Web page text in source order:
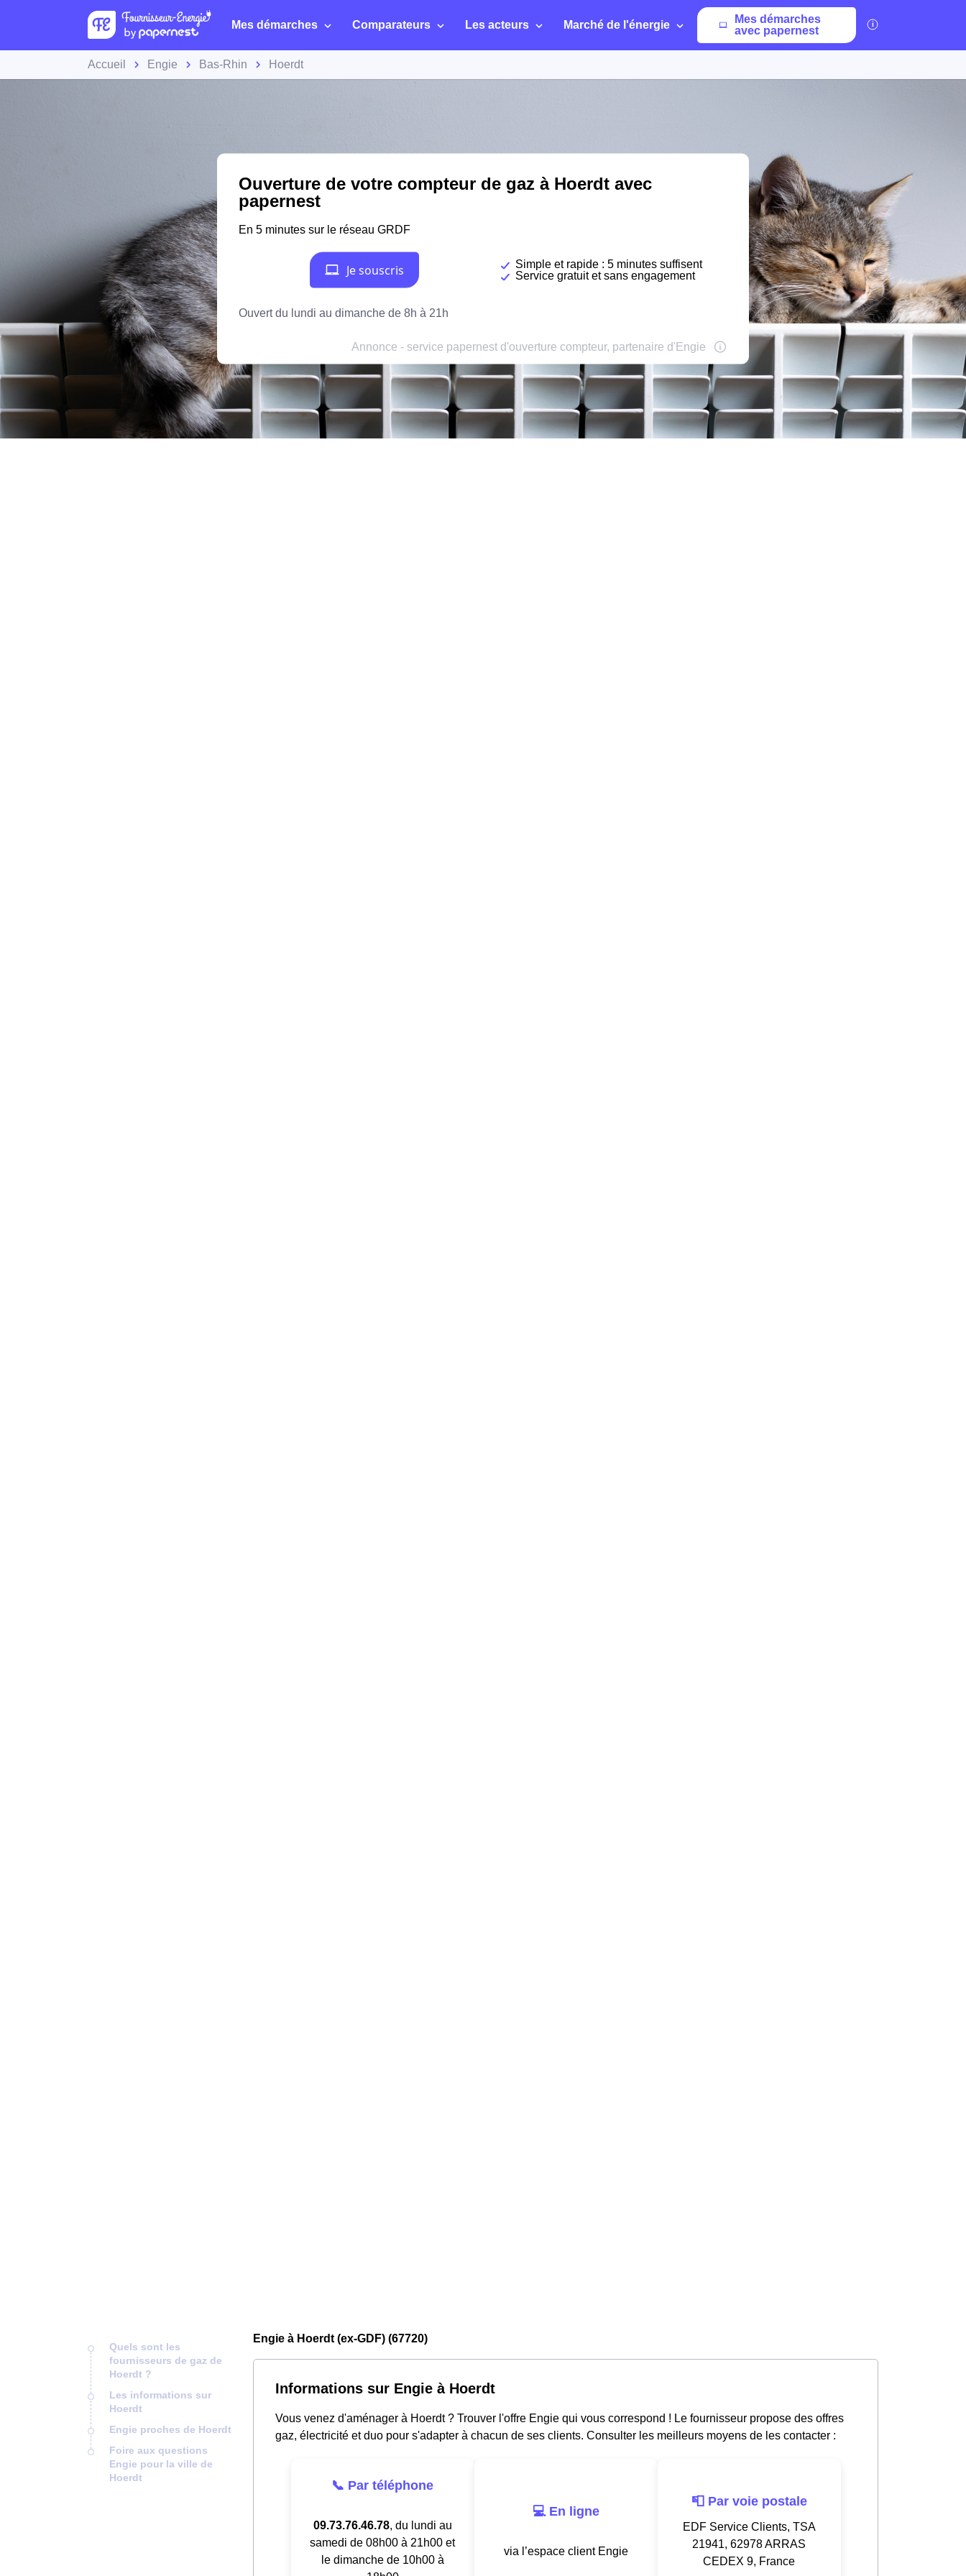
Mes démarches Comparateurs Les acteurs Marché de l'énergie
Mes démarches
avec papernest
Accueil Engie Bas-Rhin Hoerdt
Quels sont les
fournisseurs de gaz de
Hoerdt ?
Les informations sur
Hoerdt
Engie proches de Hoerdt
Foire aux questions
Engie pour la ville de
Hoerdt
Engie à Hoerdt (ex-GDF) (67720)
Informations sur Engie à Hoerdt
Vous venez d'aménager à Hoerdt ? Trouver l'offre Engie qui vous correspond ! Le fournisseur propose des offres
gaz, électricité et duo pour s'adapter à chacun de ses clients. Consulter les meilleurs moyens de les contacter :
📞 Par téléphone
09.73.76.46.78, du lundi au
samedi de 08h00 à 21h00 et
le dimanche de 10h00 à
💻 En ligne
via l’espace client Engie
📮 Par voie postale
EDF Service Clients, TSA
21941, 62978 ARRAS
CEDEX 9, France